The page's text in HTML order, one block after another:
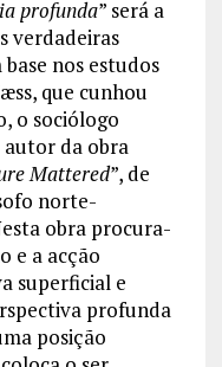
profunda” será a
verdadeiras
nos estudos
que cunhou
o sociólogo
da obra
Mattered”, de
norte-
obra procura-
e a acção
superficial e
profunda
posição